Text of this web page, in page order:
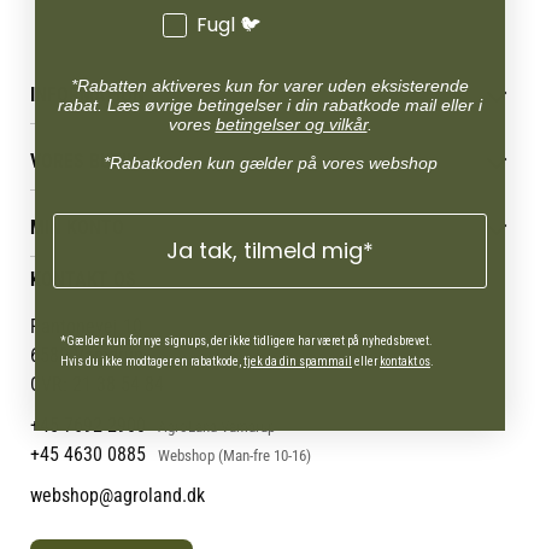
INFORMATION
Betingelser & vilkår
Reklamations- & fortrydelsesret
Levering & afhentning
Følg din bestilling
Persondatapolitik
Cookies
VORES BUTIK
Job
Mærker
Om os
Om Vestjyllands Andel
Blog
Ofte stillede spørgsmål
MIN KONTO
Administrer min konto
KONTAKT OS
Pantonevej 10
6580 Vamdrup
CVR: 21 38 54 84
+45 7692 2900
AgroLand Vamdrup
+45 4630 0885 Webshop (Man-fre 10-16)
webshop@agroland.dk
Fugl 🐦
*Rabatten aktiveres kun for varer uden eksisterende
rabat. Læs øvrige betingelser i din rabatkode mail eller i
vores betingelser og vilkår.
*Rabatkoden kun gælder på vores webshop
Ja tak, tilmeld mig*
*Gælder kun for nye signups, der ikke tidligere har været på nyhedsbrevet.
Hvis du ikke modtager en rabatkode, tjek da din spammail ellerkontakt os